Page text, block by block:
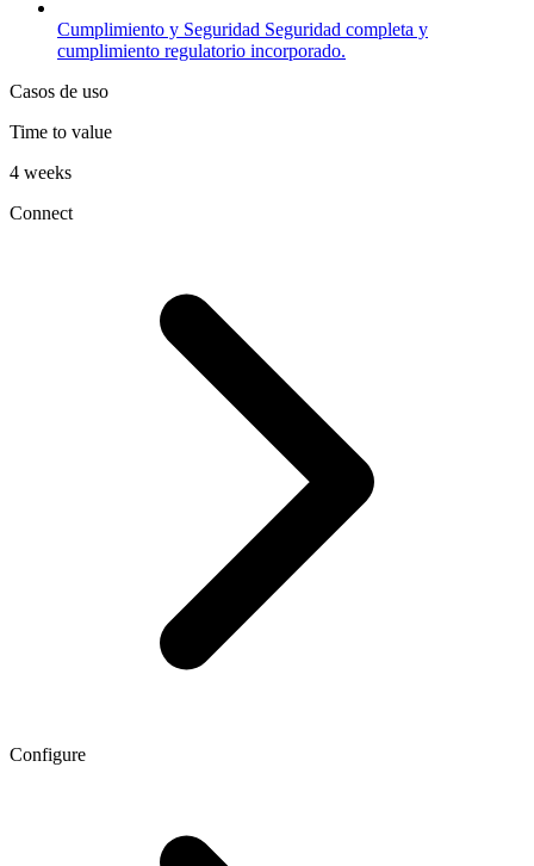
Cumplimiento y Seguridad Seguridad completa y
cumplimiento regulatorio incorporado.
Casos de uso
Time to value
4 weeks
Connect
Configure